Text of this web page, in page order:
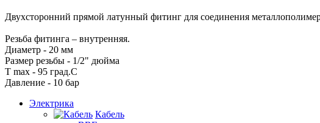
Двухсторонний прямой латунный фитинг для соединения
Резьба фитинга – внутренняя.
Диаметр - 20 мм
Размер резьбы - 1/2" дюйма
T max - 95 град.C
Давление - 10 бар
Электрика
Кабель